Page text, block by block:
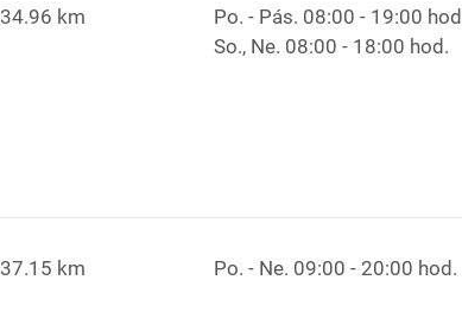
34.96 km Po. - Pás. 08:00 - 19:00
So., Ne. 08:00 - 18:00 hod.
37.15 km Po. - Ne. 09:00 - 20:00 hod.